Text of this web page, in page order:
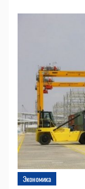
Экономика